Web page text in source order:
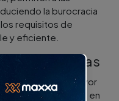
la burocracia
requisitos de
y eficiente.
empresas
empresas de mayor
y experiencia en